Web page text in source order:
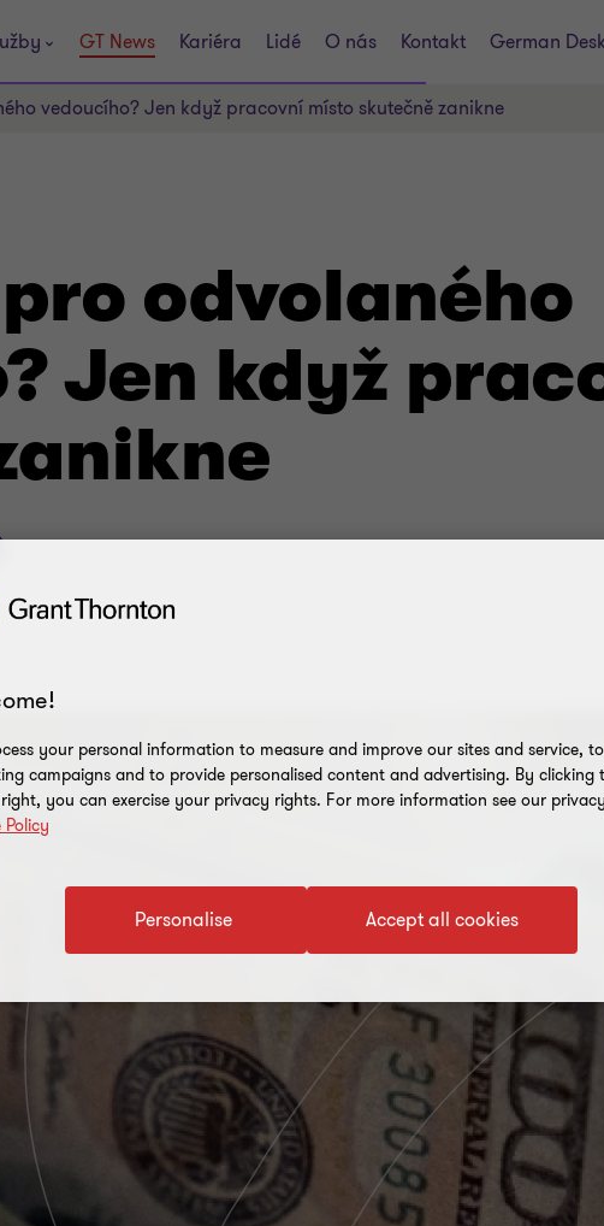
GT News Kariéra Lidé O nás Kontakt German Desk
vedoucího? Jen když pracovní místo skutečně zanikne
odvolaného
Jen když
your personal information to measure and improve our sites and service,
campaigns and to provide personalised content and advertising. By clicking
you can exercise your privacy rights. For more information see our
Accept all cookies
Personalise